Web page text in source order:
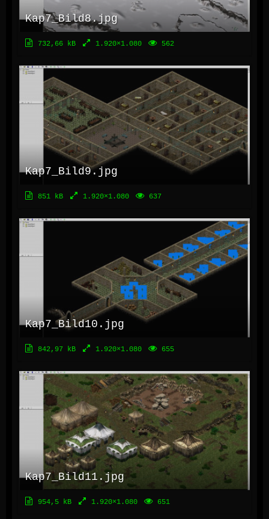
Kap7_Bild8.jpg
732,66 kB 1.920×1.080 562
Kap7_Bild9.jpg
851 kB 1.920×1.080 637
Kap7_Bild10.jpg
842,97 kB 1.920×1.080 655
Kap7_Bild11.jpg
954,5 kB 1.920×1.080 651